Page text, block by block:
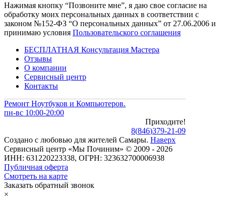
Нажимая кнопку “Позвоните мне”, я даю свое согласие на
обработку моих персональных данных в соответствии с
законом №152-ФЗ “О персональных данных” от 27.06.2006 и
принимаю условия Пользовательского соглашения
БЕСПЛАТНАЯ Консультация Мастера
Отзывы
О компании
Сервисный центр
Контакты
Ремонт Ноутбуков и Компьютеров.
пн-вс 10:00-20:00
Приходите!
8(846)379-21-09
Создано с любовью для жителей Самары. Наверх
Сервисный центр «Мы Починим» © 2009 - 2026
ИНН: 631220223338, ОГРН: 323632700006938
Публичная оферта
Смотреть на карте
Заказать обратный звонок
×